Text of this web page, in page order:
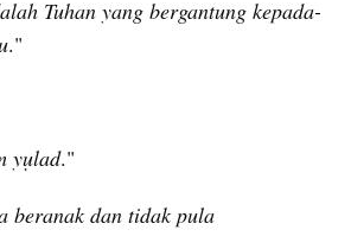
Tuhan yang bergantung kepada-
."
yụlad."
beranak dan tidak pula